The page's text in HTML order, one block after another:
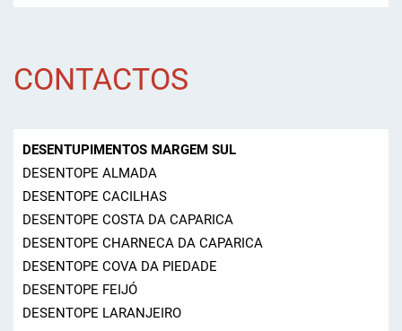
CONTACTOS
DESENTUPIMENTOS MARGEM SUL
DESENTOPE ALMADA
DESENTOPE CACILHAS
DESENTOPE COSTA DA CAPARICA
DESENTOPE CHARNECA DA CAPARICA
DESENTOPE COVA DA PIEDADE
DESENTOPE FEIJÓ
DESENTOPE LARANJEIRO